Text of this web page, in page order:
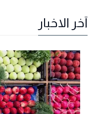
آخر الاخبار